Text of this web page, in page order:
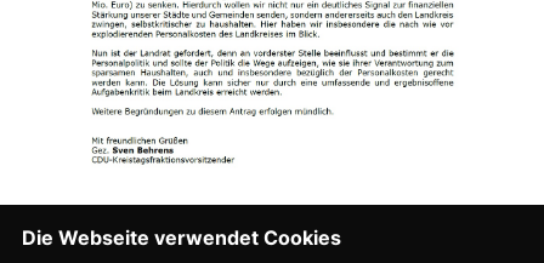
Die Webseite verwendet Cookies